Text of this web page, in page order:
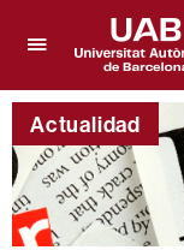
aquí
para
desplegar
el
menú
de
Facultad
Universitat
Autònoma
de
Barcelona
Actualidad